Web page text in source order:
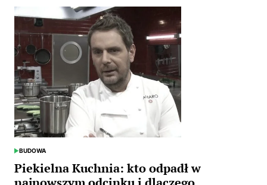
POSTED
IN
BUDOWA
Piekielna Kuchnia: kto odpadł w